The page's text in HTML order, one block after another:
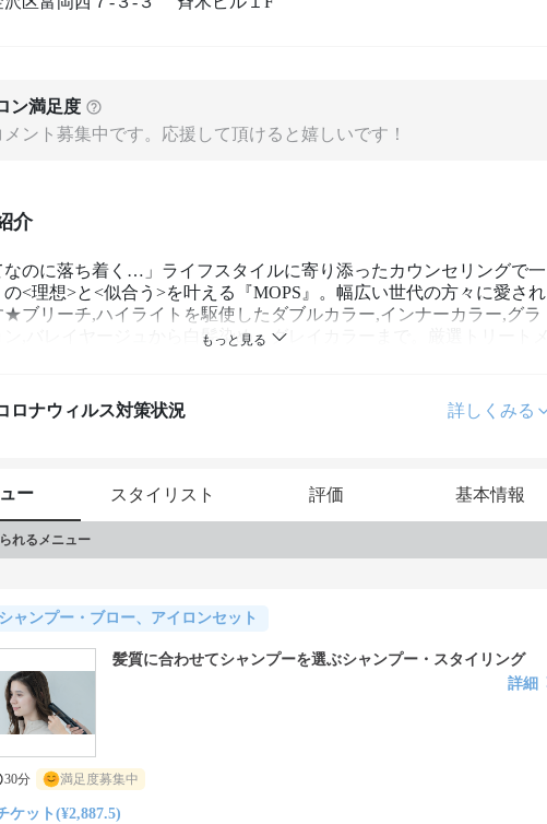
ン満足度
ント募集中です。応援して頂けると嬉しいです！
介
なのに落ち着く…」ライフスタイルに寄り添ったカウンセリングで一
<理想>と<似合う>を叶える『MOPS』。幅広い世代の方々に愛され
★ブリーチ,ハイライトを駆使したダブルカラー,インナーカラー,グラ
,バレイヤージュから白髪染め・グレイカラーまで。厳選トリートメ
ロナウィルス対策状況 詳しくみる
ー スタイリスト 評価 基本情報
れるメニュー
ャンプー・ブロー、アイロンセット
髪質に合わせてシャンプーを選ぶシャンプー・スタイリング
詳細
30分 満足度募集中
ケット(¥2,887.5)